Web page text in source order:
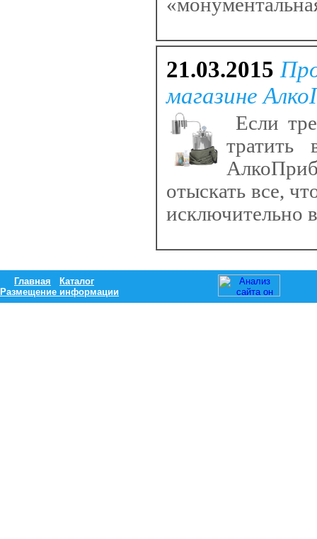
21.03.2015
магазине
Если
тратить
отыскать все,
исключительно
Главная
Каталог
Размещение информации